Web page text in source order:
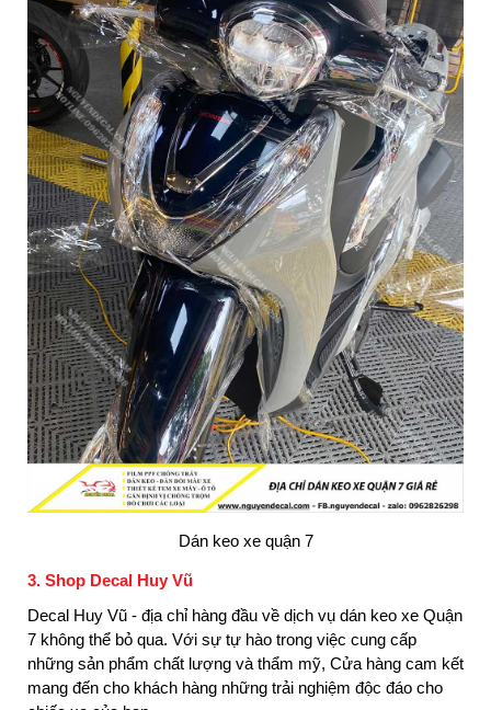
Dán keo xe quận 7
3. Shop Decal Huy Vũ
Decal Huy Vũ - địa chỉ hàng đầu về dịch vụ dán keo xe Quận
7 không thể bỏ qua. Với sự tự hào trong việc cung cấp
những sản phẩm chất lượng và thẩm mỹ, Cửa hàng cam kết
mang đến cho khách hàng những trải nghiệm độc đáo cho